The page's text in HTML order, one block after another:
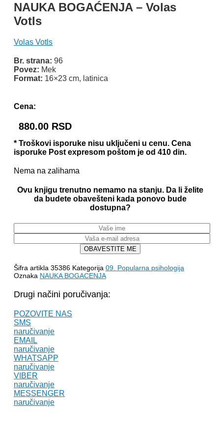
NAUKA BOGAĆENJA – Volas
Votls
Volas Votls
Br. strana: 96
Povez: Mek
Format: 16×23 cm, latinica
Cena:
880.00 RSD
* Troškovi isporuke nisu uključeni u cenu. Cena
isporuke Post expresom poštom je od 410 din.
Nema na zalihama
Ovu knjigu trenutno nemamo na stanju. Da li želite
da budete obavešteni kada ponovo bude
dostupna?
OBAVESTITE ME
Šifra artikla 35386 Kategorija 09. Popularna psihologija
Oznaka NAUKA BOGACENJA
Drugi načini poručivanja:
POZOVITE NAS
SMS
naručivanje
EMAIL
naručivanje
WHATSAPP
naručivanje
VIBER
naručivanje
MESSENGER
naručivanje